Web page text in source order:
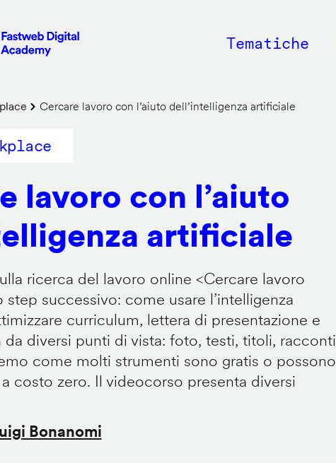
Main
Tematiche
Cercare lavoro con l’aiuto dell’intelligenza artificiale
lavoro con l’aiuto
artificiale
ricerca del lavoro online <Cercare lavoro
step successivo: come usare l’intelligenza
curriculum, lettera di presentazione e
diversi punti di vista: foto, testi, titoli, racconti
come molti strumenti sono gratis o possono
costo zero. Il videocorso presenta diversi
Bonanomi